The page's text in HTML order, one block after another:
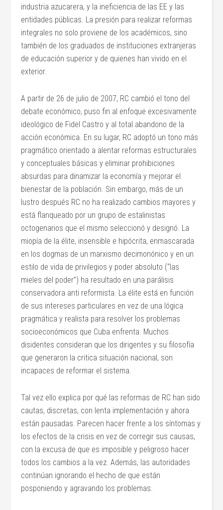
industria azucarera, y la ineficiencia de las EE y las
entidades públicas. La presión para realizar reformas
integrales no solo proviene de los académicos, sino
también de los graduados de instituciones extranjeras
de educación superior y de quienes han vivido en el
exterior.
A partir de 26 de julio de 2007, RC cambió el tono del
debate económico, puso fin al enfoque excesivamente
ideológico de Fidel Castro y al total abandono de la
acción económica. En su lugar, RC adoptó un tono más
pragmático orientado a alentar reformas estructurales
y conceptuales básicas y eliminar prohibiciones
absurdas para dinamizar la economía y mejorar el
bienestar de la población. Sin embargo, más de un
lustro después RC no ha realizado cambios mayores y
está flanqueado por un grupo de estalinistas
octogenarios que el mismo seleccionó y designó. La
miopía de la élite, insensible e hipócrita, enmascarada
en los dogmas de un marxismo decimonónico y en un
estilo de vida de privilegios y poder absoluto (“las
mieles del poder”) ha resultado en una parálisis
conservadora anti reformista. La élite está en función
de sus intereses particulares en vez de una lógica
pragmática y realista para resolver los problemas
socioeconómicos que Cuba enfrenta. Muchos
disidentes consideran que los dirigentes y su filosofía
que generaron la critica situación nacional, son
incapaces de reformar el sistema.
Tal vez ello explica por qué las reformas de RC han sido
cautas, discretas, con lenta implementación y ahora
están pausadas. Parecen hacer frente a los síntomas y
los efectos de la crisis en vez de corregir sus causas,
con la excusa de que es imposible y peligroso hacer
todos los cambios a la vez. Además, las autoridades
continúan ignorando el hecho de que están
posponiendo y agravando los problemas.